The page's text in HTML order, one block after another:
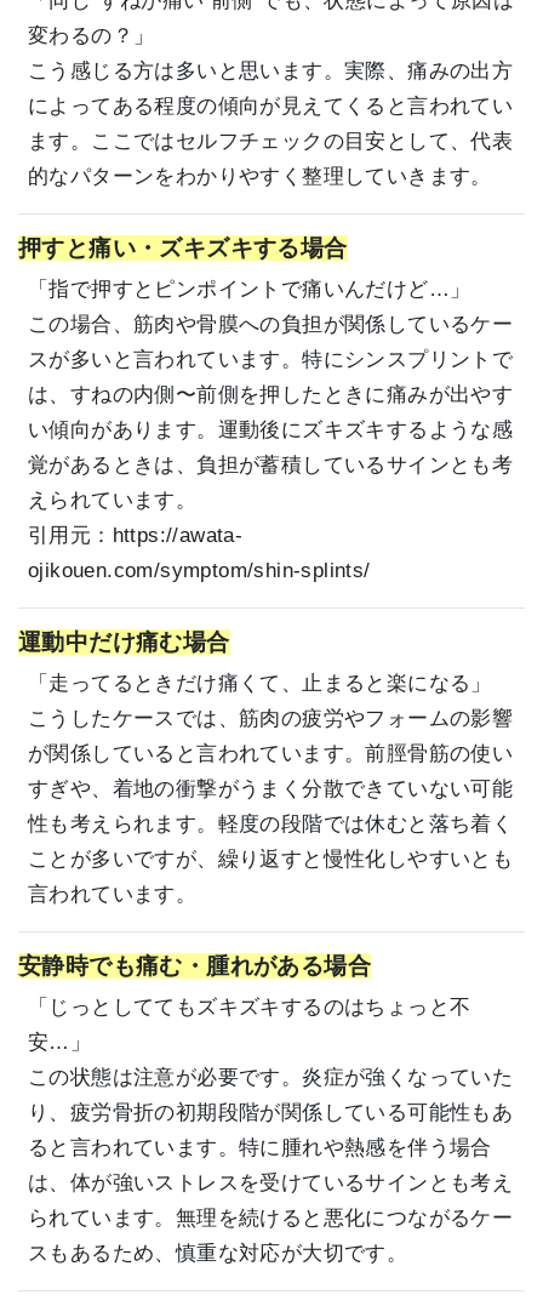
変わるの？」
こう感じる方は多いと思います。実際、痛みの出方
によってある程度の傾向が見えてくると言われてい
ます。ここではセルフチェックの目安として、代表
的なパターンをわかりやすく整理していきます。
押すと痛い・ズキズキする場合
「指で押すとピンポイントで痛いんだけど…」
この場合、筋肉や骨膜への負担が関係しているケー
スが多いと言われています。特にシンスプリントで
は、すねの内側〜前側を押したときに痛みが出やす
い傾向があります。運動後にズキズキするような感
覚があるときは、負担が蓄積しているサインとも考
えられています。
引用元： https://awata-
ojikouen.com/symptom/shin-splints/
運動中だけ痛む場合
「走ってるときだけ痛くて、止まると楽になる」
こうしたケースでは、筋肉の疲労やフォームの影響
が関係していると言われています。前脛骨筋の使い
すぎや、着地の衝撃がうまく分散できていない可能
性も考えられます。軽度の段階では休むと落ち着く
ことが多いですが、繰り返すと慢性化しやすいとも
言われています。
安静時でも痛む・腫れがある場合
「じっとしててもズキズキするのはちょっと不
安…」
この状態は注意が必要です。炎症が強くなっていた
り、疲労骨折の初期段階が関係している可能性もあ
ると言われています。特に腫れや熱感を伴う場合
は、体が強いストレスを受けているサインとも考え
られています。無理を続けると悪化につながるケー
スもあるため、慎重な対応が大切です。